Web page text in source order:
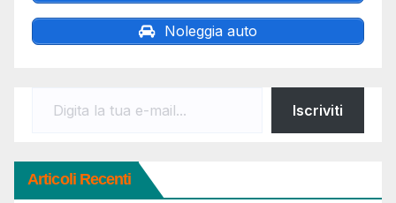
Noleggia auto
Iscriviti
Articoli Recenti